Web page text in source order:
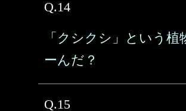
Q.14
「クシクシ」という植
ーんだ？
Q.15